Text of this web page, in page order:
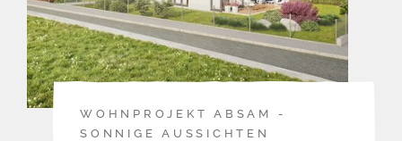
WOHNPROJEKT ABSAM -
SONNIGE AUSSICHTEN